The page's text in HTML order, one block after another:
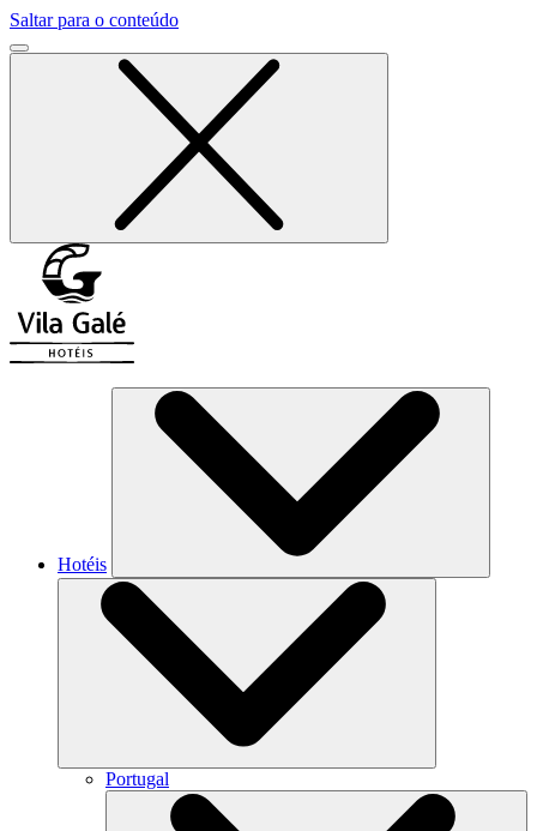
Saltar para o conteúdo
Hotéis
Portugal